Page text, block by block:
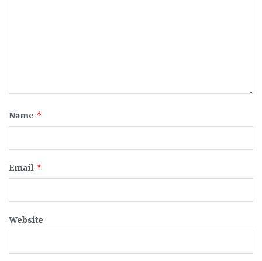
Name *
Email *
Website